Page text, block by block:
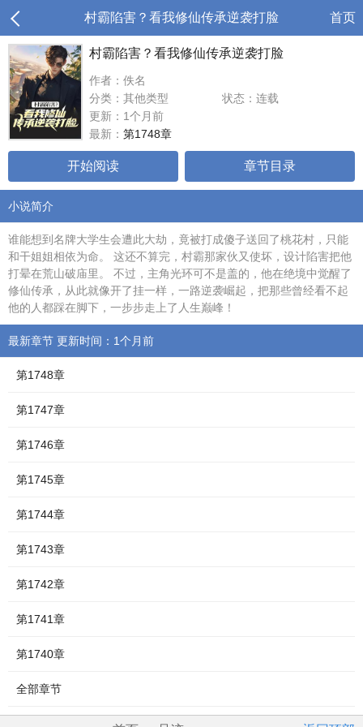
村霸陷害？看我修仙传承逆袭打脸 首页
村霸陷害？看我修仙传承逆袭打脸
作者：佚名
分类：其他类型
状态：连载
更新：1个月前
最新： 第1748章
开始阅读 章节目录
小说简介
谁能想到名牌大学生会遭此大劫，竟被打成傻子送回了桃花村，只能
和干姐姐相依为命。 这还不算完，村霸那家伙又使坏，设计陷害把他
打晕在荒山破庙里。 不过，主角光环可不是盖的，他在绝境中觉醒了
修仙传承，从此就像开了挂一样，一路逆袭崛起，把那些曾经看不起
他的人都踩在脚下，一步步走上了人生巅峰！
最新章节 更新时间：1个月前
第1748章
第1747章
第1746章
第1745章
第1744章
第1743章
第1742章
第1741章
第1740章
全部章节